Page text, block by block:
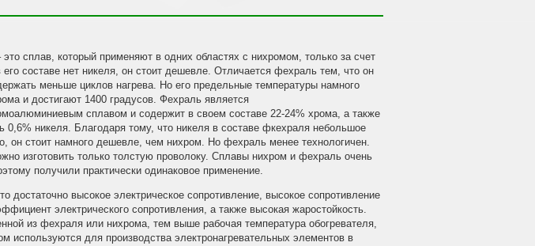
сплав, который применяют в одних областях с нихромом, только за счет
его составе нет никеля, он стоит дешевле. Отличается фехраль тем, что он
меньше циклов нагрева. Но его предельные температуры намного
и достигают 1400 градусов. Фехраль является
сплавом и содержит в своем составе 22-24% хрома, а также
0,6% никеля. Благодаря тому, что никеля в составе фкехраля небольшое
он стоит намного дешевле, чем нихром. Но фехраль менее технологичен.
изготовить только толстую проволоку. Сплавы нихром и фехраль очень
получили практически одинаковое применение.
достаточно высокое электрическое сопротивление, высокое сопротивление
электрического сопротивления, а также высокая жаростойкость.
из фехраля или нихрома, тем выше рабочая температура обогревателя,
используются для производства электронагревательных элементов в